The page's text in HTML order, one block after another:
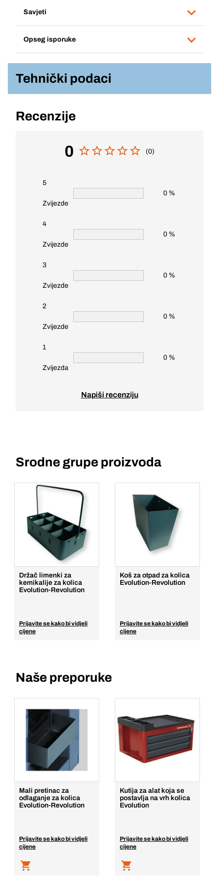
Savjeti
Opseg isporuke
Tehnički podaci
Recenzije
0 (0)
5
Zvijezde
0 %
4
Zvijezde
0 %
3
Zvijezde
0 %
2
Zvijezde
0 %
1
Zvijezda
0 %
Napiši recenziju
Srodne grupe proizvoda
Držač limenki za
kemikalije za kolica
Evolution-Revolution
Prijavite se kako bi vidjeli
cijene
Koš za otpad za kolica
Evolution-Revolution
Prijavite se kako bi vidjeli
cijene
Naše preporuke
Mali pretinac za
odlaganje za kolica
Evolution-Revolution
Prijavite se kako bi vidjeli
cijene
Kutija za alat koja se
postavlja na vrh kolica
Evolution
Prijavite se kako bi vidjeli
cijene